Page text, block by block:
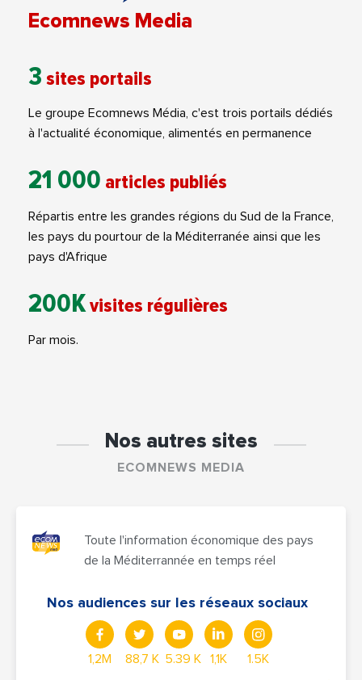
Ecomnews Media
3 sites portails
Le groupe Ecomnews Média, c'est trois portails dédiés
à l'actualité économique, alimentés en permanence
21 000 articles publiés
Répartis entre les grandes régions du Sud de la France,
les pays du pourtour de la Méditerranée ainsi que les
pays d'Afrique
200Kvisites régulières
Par mois.
Nos autres sites
ECOMNEWS MEDIA
Toute l'information économique des pays
de la Méditerrannée en temps réel
Nos audiences sur les réseaux sociaux
1,2M 88,7 K 5.39 K 1,1K 1.5K